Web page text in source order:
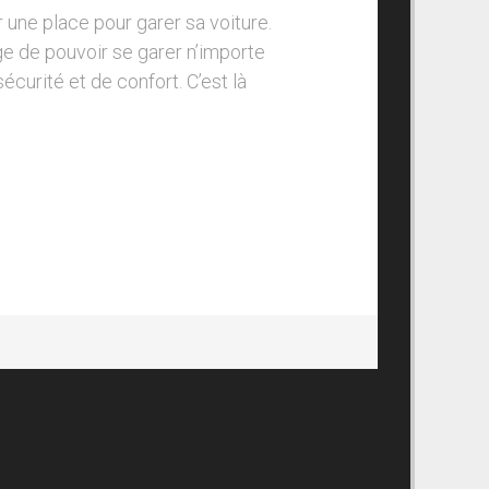
place pour garer sa voiture.
de pouvoir se garer n’importe
et de confort. C’est là